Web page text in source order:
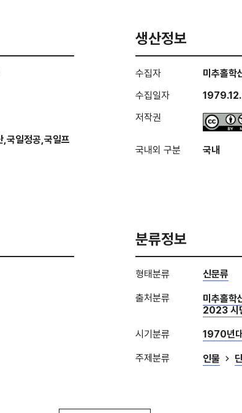
,국일정공,국일프
생산정보
수집자
미추홀학
수집일자
저작권
국내외 구분 국내
분류정보
형태분류 신문류
출처분류 미추홀학
2023 시
시기분류 1970년대
주제분류 인물